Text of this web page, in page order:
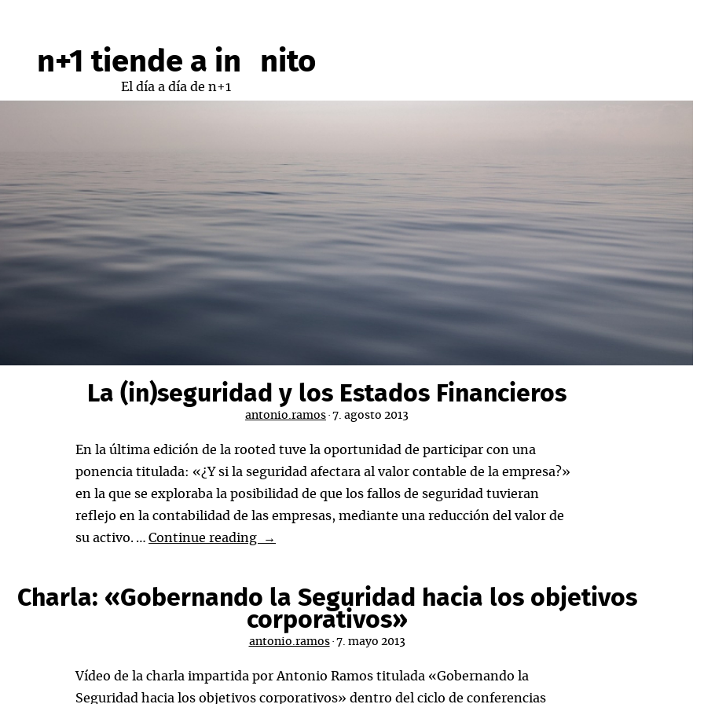
n+1 tiende a infinito
El día a día de n+1
La (in)seguridad y los Estados Financieros
antonio.ramos · 7. agosto 2013
En la última edición de la rooted tuve la oportunidad de participar con una
ponencia titulada: «¿Y si la seguridad afectara al valor contable de la empresa?»
en la que se exploraba la posibilidad de que los fallos de seguridad tuvieran
reflejo en la contabilidad de las empresas, mediante una reducción del valor de
su activo. … Continue reading
La
los
Estados
Financieros
→
Charla: «Gobernando la Seguridad hacia los objetivos
corporativos»
antonio.ramos · 7. mayo 2013
Vídeo de la charla impartida por Antonio Ramos titulada «Gobernando la
Seguridad hacia los objetivos corporativos» dentro del ciclo de conferencias